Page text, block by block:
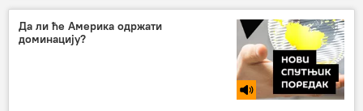
Да ли ће Америка одржати
доминацију?